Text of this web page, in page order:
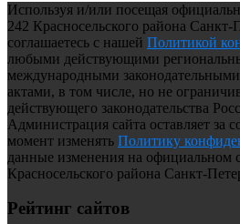
Используя и/или посещая
242 Красносельского района Санкт-
соглашаетесь с нашей Политикой
любыми действующими
международными
актами, в том числе, но не
действующего законодательства
Администрация сайта оставляет за
момент изменять Политику
данные изменения на
Красносельского района Санкт-
Рейтинг сайтов